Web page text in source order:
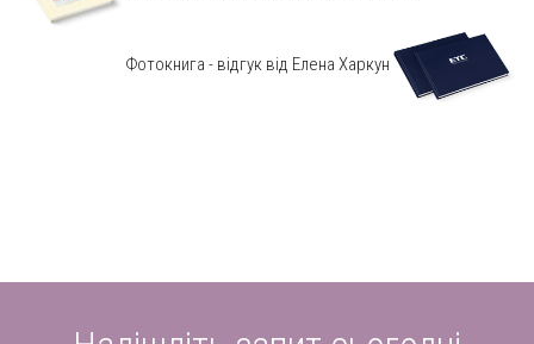
Фотокнига - відгук від Елена Харкун